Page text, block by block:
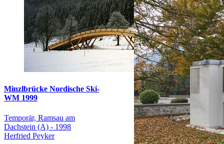
Minzlbrücke Nordische Ski-
WM 1999
Temporär, Ramsau am
Dachstein (A) - 1998
Herfried Peyker